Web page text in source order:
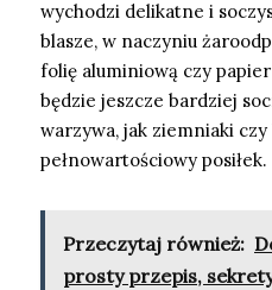
wychodzi delikatne i
blasze, w naczyniu
folię aluminiową czy
będzie jeszcze bardziej
warzywa, jak ziemniaki czy
pełnowartościowy posiłek.
Przeczytaj również:
prosty przepis,